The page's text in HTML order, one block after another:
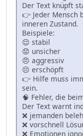
Der Text knüpft
👉 Jeder Mensch
inneren Zustand.
Beispiele:
😌 stabil
😟 unsicher
😠 aggressiv
😔 erschöpft
👉 Hilfe muss
sein.
🧠 Fehler, die
Der Text warnt
❌ jemanden
❌ vorschnell
❌ Emotionen